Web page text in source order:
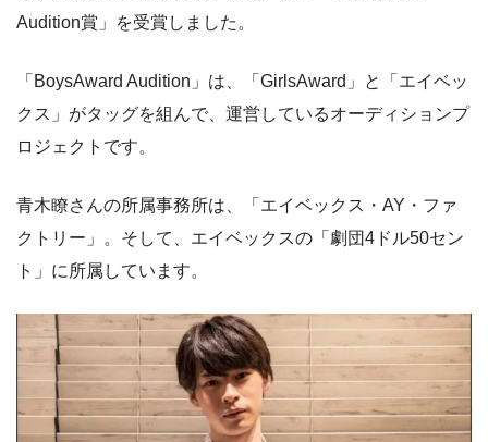
Audition賞」を受賞しました。
「BoysAward Audition」は、「GirlsAward」と「エイベッ
クス」がタッグを組んで、運営しているオーディションプ
ロジェクトです。
青木瞭さんの所属事務所は、「エイベックス・AY・ファ
クトリー」。そして、エイベックスの「劇団4ドル50セン
ト」に所属しています。